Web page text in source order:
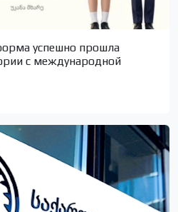
успешно прошла
с международной